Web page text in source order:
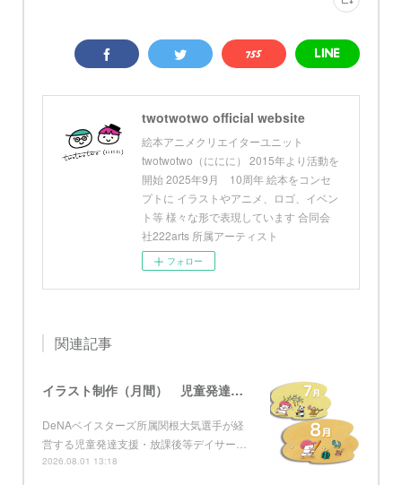
twotwotwo official website
絵本アニメクリエイターユニット
twotwotwo（ににに） 2015年より活動を
開始 2025年9月 10周年 絵本をコンセ
プトに イラストやアニメ、ロゴ、イベン
ト等 様々な形で表現しています 合同会
社222arts 所属アーティスト
フォロー
関連記事
イラスト制作（月間） 児童発達支援・放課後等デイサービス グローブ
DeNAベイスターズ所属関根大気選手が経
営する児童発達支援・放課後等デイサー…
2026.08.01 13:18